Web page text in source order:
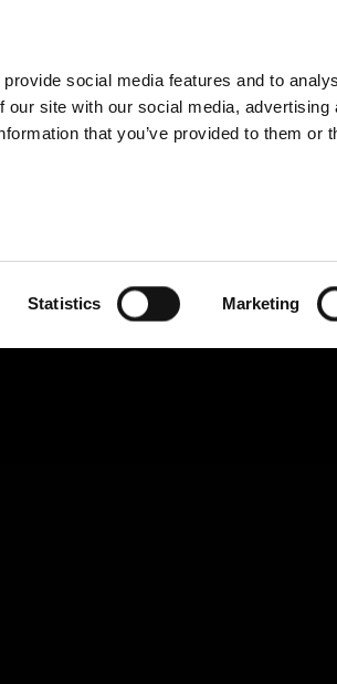
social media features and to
site with our social media, advertising
that you’ve provided to them or
Statistics Marketing
EMPRESA